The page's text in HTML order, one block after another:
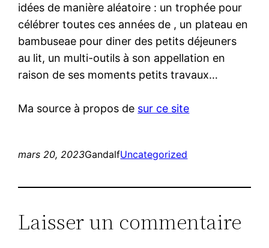
idées de manière aléatoire : un trophée pour
célébrer toutes ces années de , un plateau en
bambuseae pour diner des petits déjeuners
au lit, un multi-outils à son appellation en
raison de ses moments petits travaux…
Ma source à propos de sur ce site
mars 20, 2023GandalfUncategorized
Laisser un commentaire